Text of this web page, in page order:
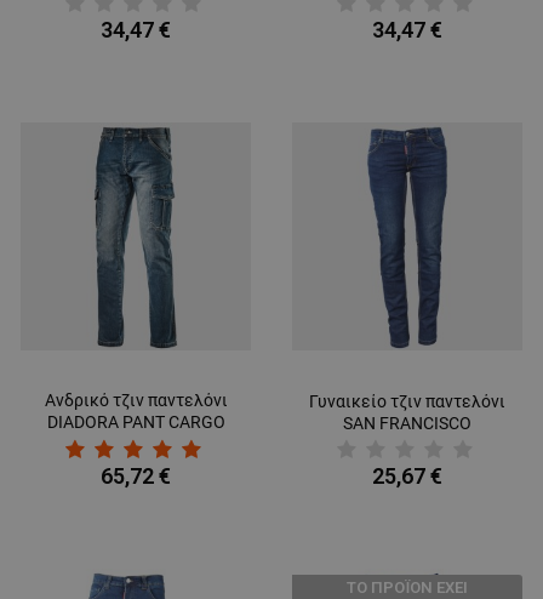
34,47 € 34,47 €
Ανδρικό τζιν παντελόνι
DIADORA PANT CARGO
STONE
65,72 €
Γυναικείο τζιν παντελόνι
SAN FRANCISCO
25,67 €
ТΟ ΠΡΟΪΌΝ ΈΧΕΙ